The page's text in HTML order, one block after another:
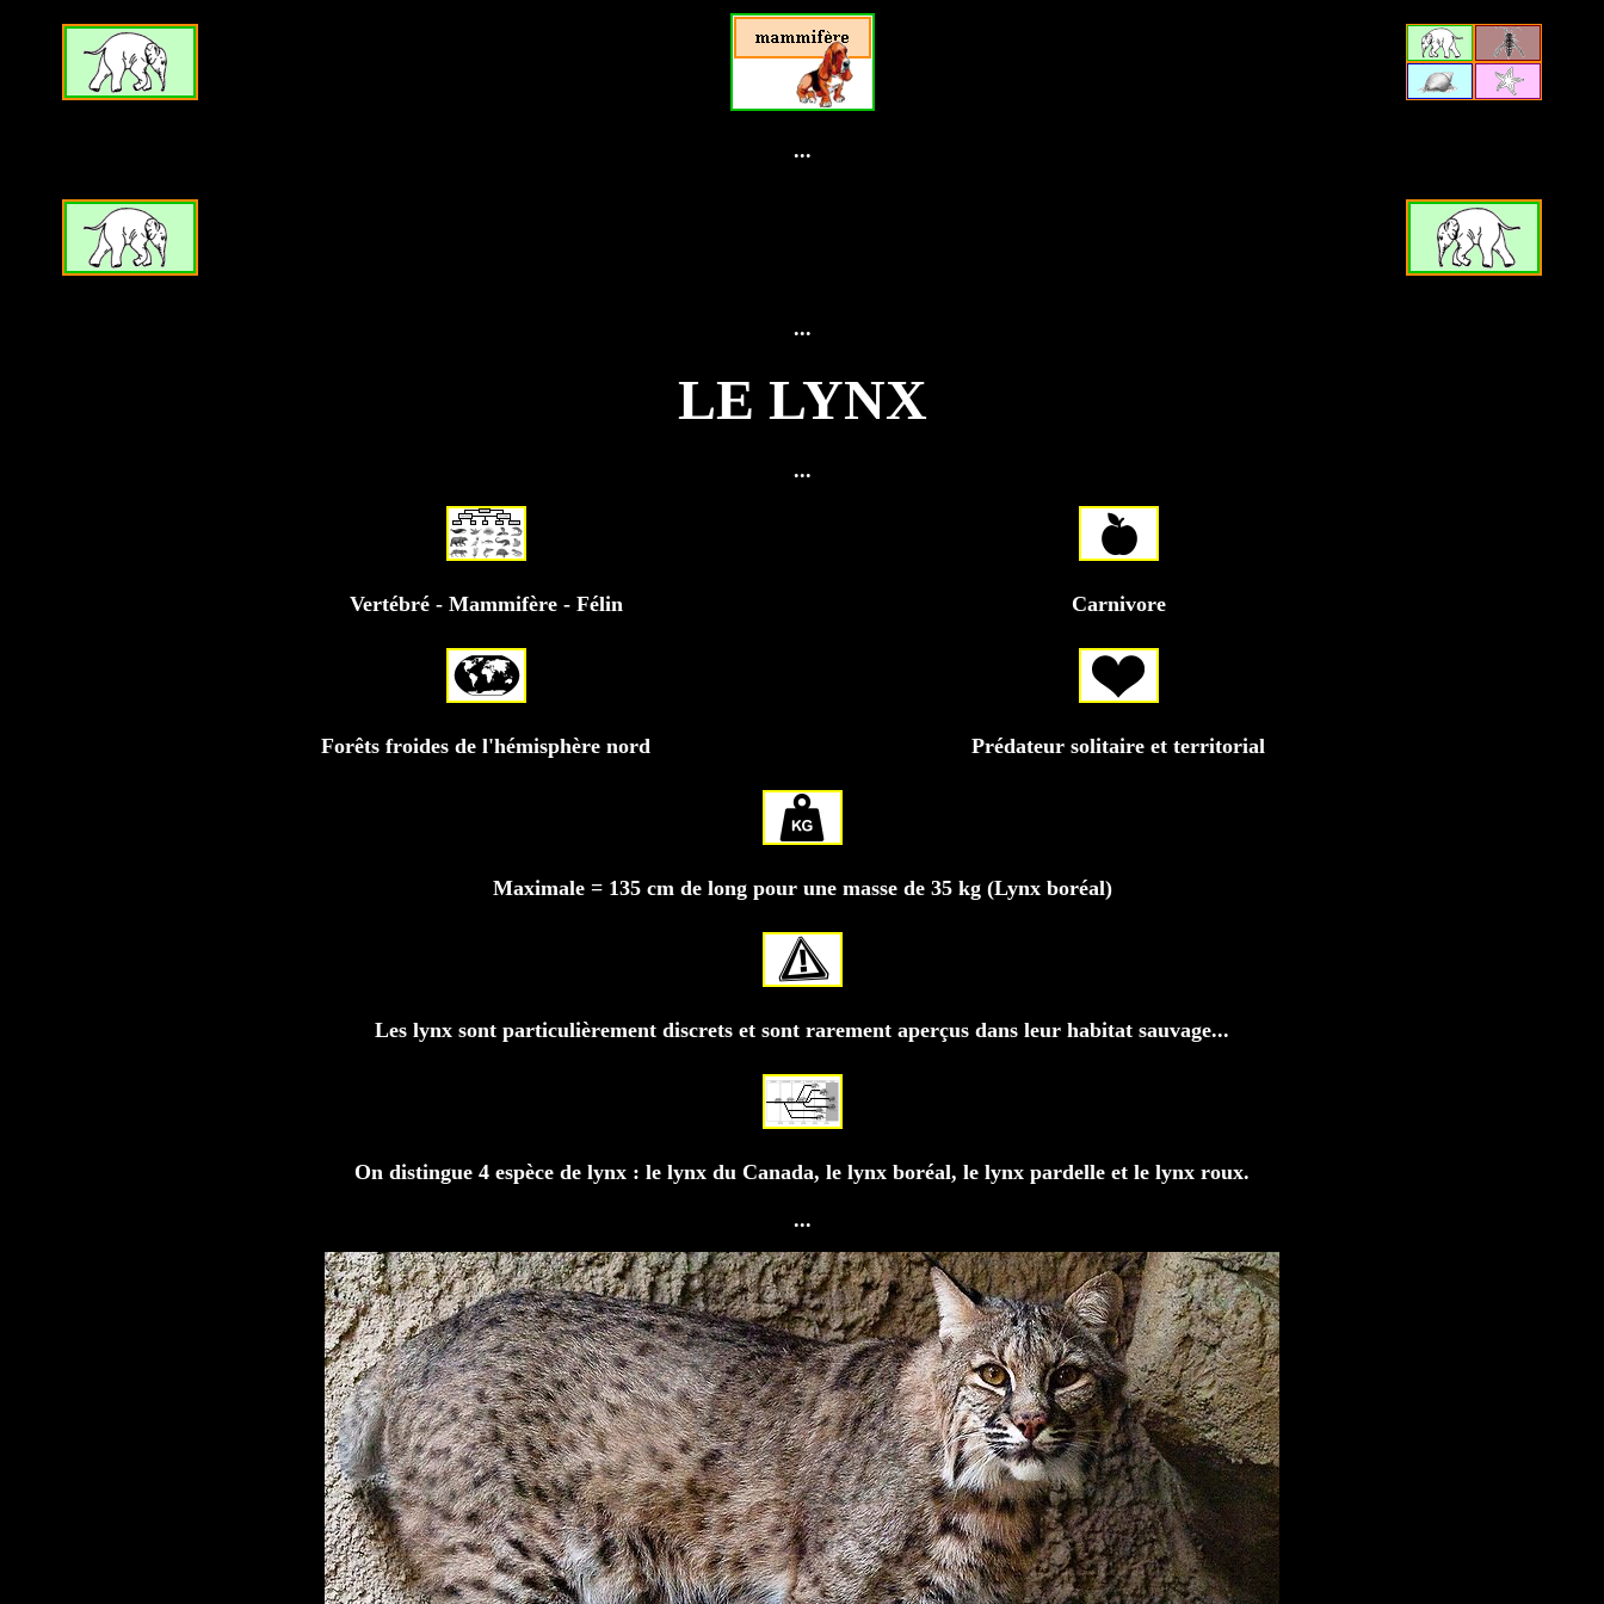
...
...
LE LYNX
...
Vertébré - Mammifère - Félin Carnivore
Forêts froides de l'hémisphère nord Prédateur solitaire et territorial
Maximale = 135 cm de long pour une masse de 35 kg (Lynx boréal)
Les lynx sont particulièrement discrets et sont rarement aperçus dans leur habitat sauvage...
On distingue 4 espèce de lynx : le lynx du Canada, le lynx boréal, le lynx pardelle et le lynx roux.
...